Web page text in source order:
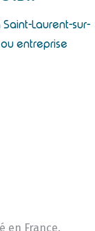
Laurent-sur-
entreprise
en France.